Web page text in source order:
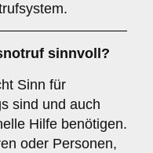
sinnvoll?
Sinn für
sind und auch
Hilfe benötigen.
oder Personen,